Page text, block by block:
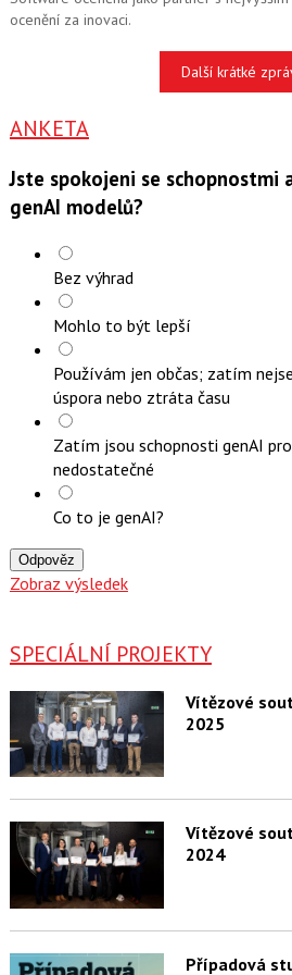
ocenění za inovaci.
Další krátké
ANKETA
Jste spokojeni se schopnostmi
genAI modelů?
Bez výhrad
Mohlo to být lepší
Používám jen občas; zatím
úspora nebo ztráta času
Zatím jsou schopnosti genAI
nedostatečné
Co to je genAI?
Odpověz
Zobraz výsledek
SPECIÁLNÍ PROJEKTY
Vítězové
2025
Vítězové
2024
Případová